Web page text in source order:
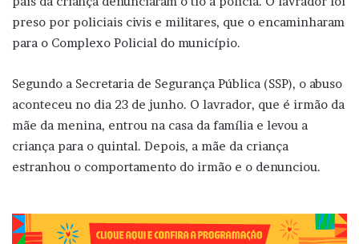
preso por policiais civis e militares, que o encaminharam
para o Complexo Policial do município.
Segundo a Secretaria de Segurança Pública (SSP), o abuso
aconteceu no dia 23 de junho. O lavrador, que é irmão da
mãe da menina, entrou na casa da família e levou a
criança para o quintal. Depois, a mãe da criança
estranhou o comportamento do irmão e o denunciou.